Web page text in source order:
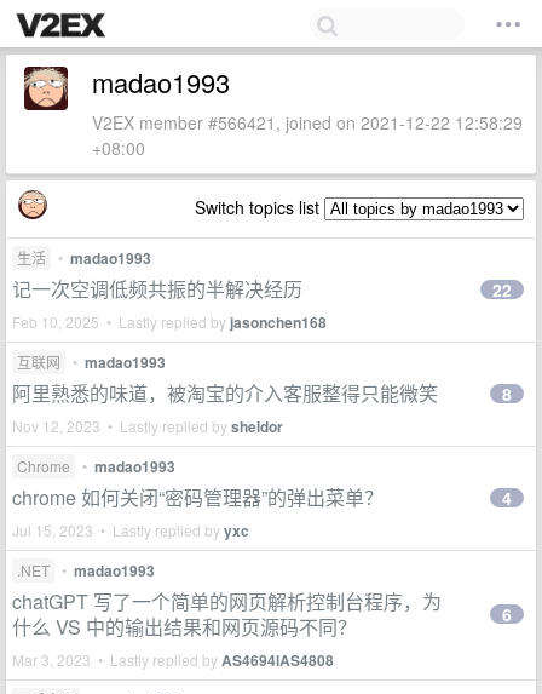
madao1993
V2EX member #566421, joined on 2021-12-22 12:58:29
+08:00
Switch topics list
生活 • madao1993
记一次空调低频共振的半解决经历
Feb 10, 2025 • Lastly replied by jasonchen168
22
互联网 • madao1993
阿里熟悉的味道，被淘宝的介入客服整得只能微笑
Nov 12, 2023 • Lastly replied bysheldor
8
Chrome • madao1993
chrome 如何关闭“密码管理器”的弹出菜单？
Jul 15, 2023 • Lastly replied byyxc
4
.NET • madao1993
chatGPT 写了一个简单的网页解析控制台程序，为
什么 VS 中的输出结果和网页源码不同？
Mar 3, 2023 • Lastly replied byAS4694lAS4808
6